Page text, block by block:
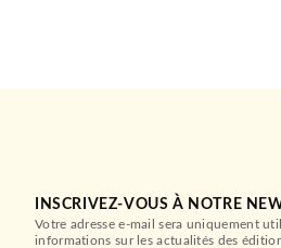
INSCRIVEZ-VOUS À NOTRE
Votre adresse e-mail sera uniquement
informations sur les actualités des